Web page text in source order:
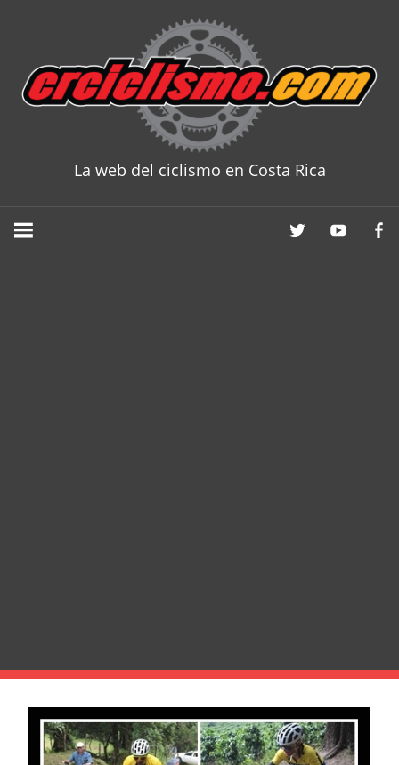
content
La web del ciclismo en Costa Rica